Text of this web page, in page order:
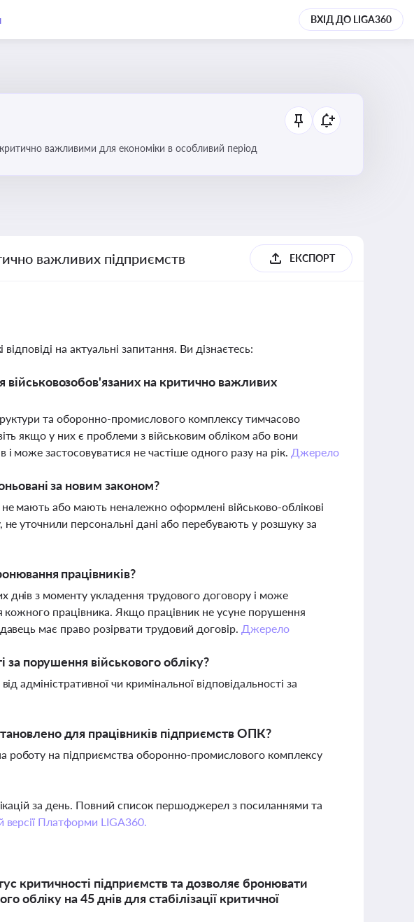
ВХІД ДО LIGA360
важливими для економіки в особливий період
важливих підприємств ЕКСПОРТ
на актуальні запитання. Ви дізнаєтесь:
на критично важливих
та оборонно-промислового комплексу тимчасово
якщо у них є проблеми з військовим обліком або вони
може застосовуватися не частіше одного разу на рік. Джерело
за новим законом?
мають або мають неналежно оформлені військово-облікові
уточнили персональні дані або перебувають у розшуку за
працівників?
днів з моменту укладення трудового договору і може
кожного працівника. Якщо працівник не усуне порушення
має право розірвати трудовий договір. Джерело
за порушення військового обліку?
адміністративної чи кримінальної відповідальності за
для працівників підприємств ОПК?
роботу на підприємства оборонно-промислового комплексу
за день. Повний список першоджерел з посиланнями та
версії Платформи LIGA360.
критичності підприємств та дозволяє бронювати
обліку на 45 днів для стабілізації критичної